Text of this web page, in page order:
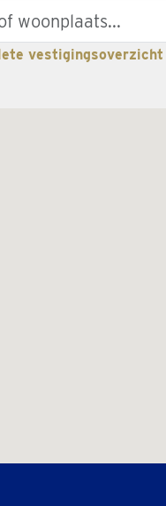
vestigingsoverzicht